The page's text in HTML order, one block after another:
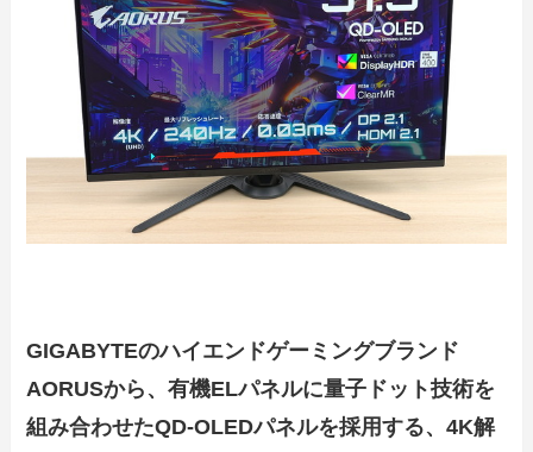
GIGABYTEのハイエンドゲーミングブランド
AORUSから、有機ELパネルに量子ドット技術を
組み合わせたQD-OLEDパネルを採用する、4K解